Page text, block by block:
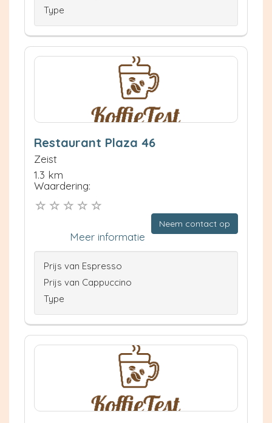
Type
Restaurant Plaza 46
Zeist
1.3 km
Waardering:
Neem contact op
Meer informatie
Prijs van Espresso
Prijs van Cappuccino
Type